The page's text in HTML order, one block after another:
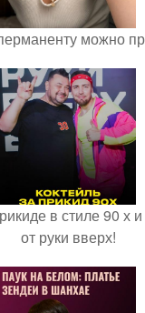
можно
в стиле 90 х
от руки вверх!